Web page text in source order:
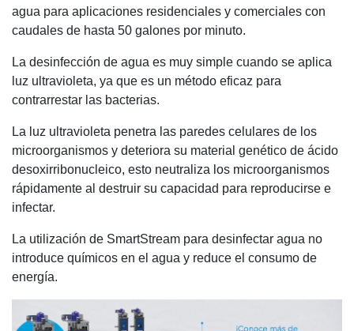
agua para aplicaciones residenciales y comerciales con
caudales de hasta 50 galones por minuto.
La desinfección de agua es muy simple cuando se aplica
luz ultravioleta, ya que es un método eficaz para
contrarrestar las bacterias.
La luz ultravioleta penetra las paredes celulares de los
microorganismos y deteriora su material genético de ácido
desoxirribonucleico, esto neutraliza los microorganismos
rápidamente al destruir su capacidad para reproducirse e
infectar.
La utilización de SmartStream para desinfectar agua no
introduce químicos en el agua y reduce el consumo de
energía.